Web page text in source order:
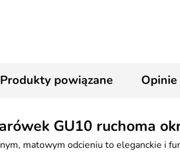
Produkty powiązane Opinie
GU10 ruchoma
matowym odcieniu to eleganckie i